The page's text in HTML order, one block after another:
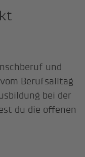
und
Berufsalltag
bei der
du die offenen